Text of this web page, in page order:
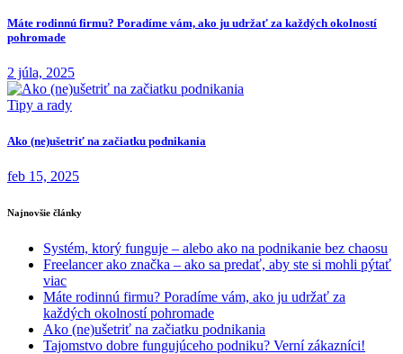
Máte rodinnú firmu? Poradíme vám, ako ju udržať za každých okolností
pohromade
2 júla, 2025
Tipy a rady
Ako (ne)ušetriť na začiatku podnikania
feb 15, 2025
Najnovšie články
Systém, ktorý funguje – alebo ako na podnikanie bez chaosu
Freelancer ako značka – ako sa predať, aby ste si mohli pýtať
viac
Máte rodinnú firmu? Poradíme vám, ako ju udržať za
každých okolností pohromade
Ako (ne)ušetriť na začiatku podnikania
Tajomstvo dobre fungujúceho podniku? Verní zákazníci!